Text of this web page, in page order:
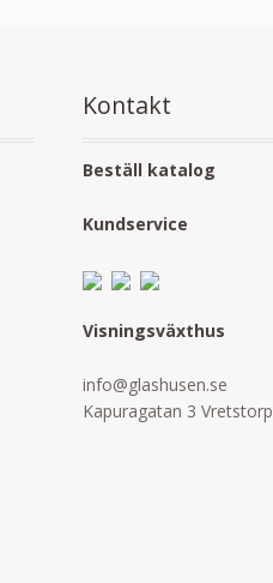
Kontakt
Beställ katalog
Kundservice
Visningsväxthus
info@glashusen.se
Kapuragatan 3 Vretstorp